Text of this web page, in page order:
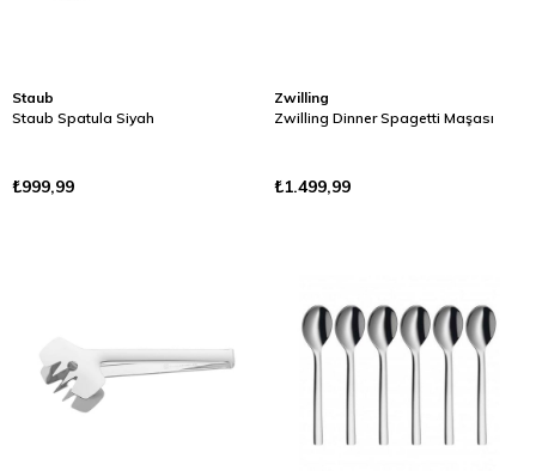
Staub
Staub Spatula Siyah
₺999,99
Zwilling
Zwilling Dinner Spagetti Maşası
₺1.499,99